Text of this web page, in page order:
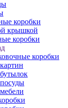
коробки
крышкой
коробки
коробки